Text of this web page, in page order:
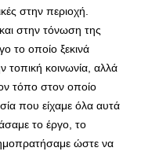
στην περιοχή.
στην τόνωση της
το οποίο ξεκινά
τοπική κοινωνία, αλλά
τόπο στον οποίο
που είχαμε όλα αυτά
το έργο, το
ώστε να